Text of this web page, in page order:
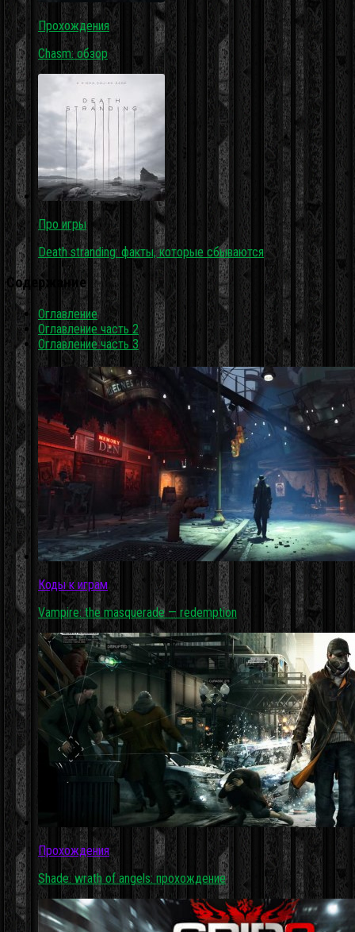
Прохождения
Chasm: обзор
Про игры
Death stranding: факты, которые сбываются
Содержание
Оглавление
Оглавление часть 2
Оглавление часть 3
Коды к играм
Vampire: the masquerade — redemption
Прохождения
Shade: wrath of angels: прохождение